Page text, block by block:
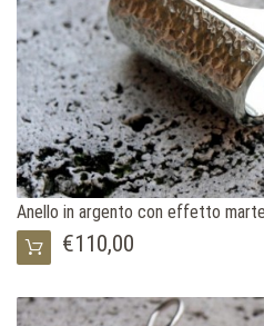
Anello in argento con effetto
€110,00